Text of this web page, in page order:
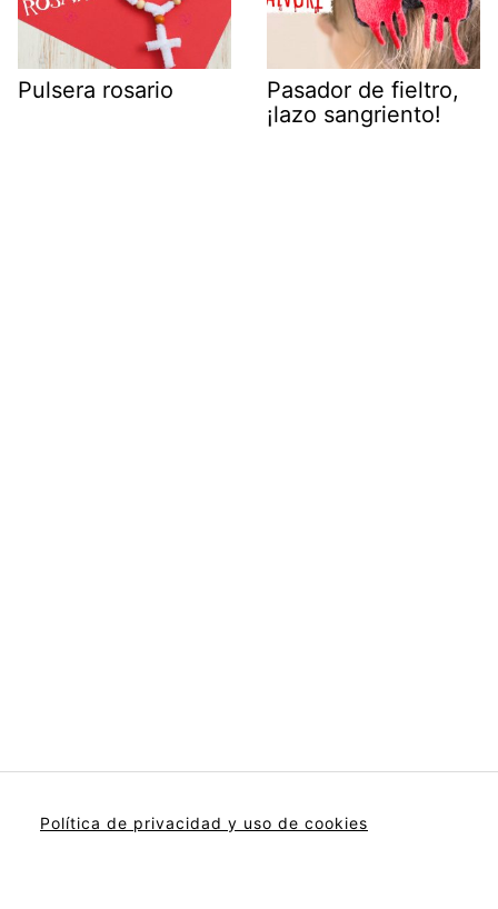
Pulsera rosario
Pasador de fieltro,
¡lazo sangriento!
Política de privacidad y uso de cookies